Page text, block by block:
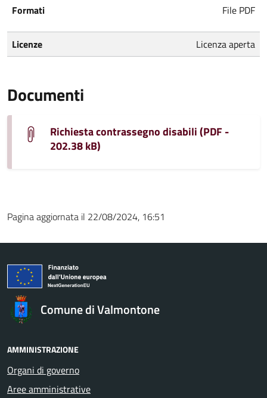
Formati
File PDF
Licenze Licenza aperta
Documenti
Richiesta contrassegno disabili (PDF -
202.38 kB)
Pagina aggiornata il 22/08/2024, 16:51
Comune di Valmontone
AMMINISTRAZIONE
Organi di governo
Aree amministrative